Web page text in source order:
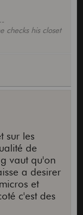
checks his closet
sur les
de
vaut qu'on
a desirer
et
c'est des